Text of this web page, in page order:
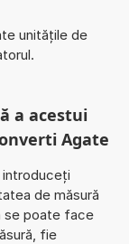
unitățile de
a acestui
Agate
introduceți
de măsură
se poate face
fie